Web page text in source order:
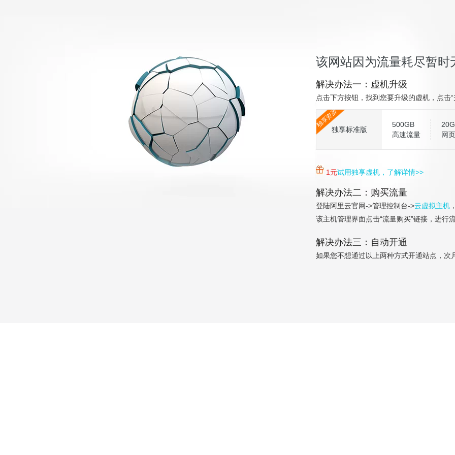
该网站因为流量耗尽暂时
解决办法一：虚机升级
点击下方按钮，找到您要升级的虚机，点击
独享资源
独享标准版
500GB
高速流量
网
1元试用独享虚机，了解详情>>
解决办法二：购买流量
登陆阿里云官网->管理控制台->云虚拟主机
该主机管理界面点击“流量购买”链接，进行
解决办法三：自动开通
如果您不想通过以上两种方式开通站点，次